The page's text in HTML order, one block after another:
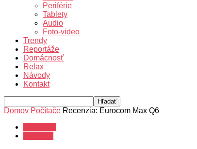
Periférie
Tablety
Audio
Foto-video
Trendy
Reportáže
Domácnosť
Relax
Návody
Kontakt
Domov Počítače Recenzia: Eurocom Max Q6